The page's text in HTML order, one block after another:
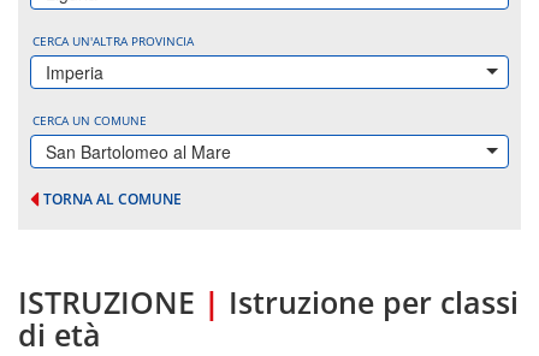
CERCA UN'ALTRA PROVINCIA
Imperia
CERCA UN COMUNE
San Bartolomeo al Mare
TORNA AL COMUNE
ISTRUZIONE | Istruzione per classi
di età